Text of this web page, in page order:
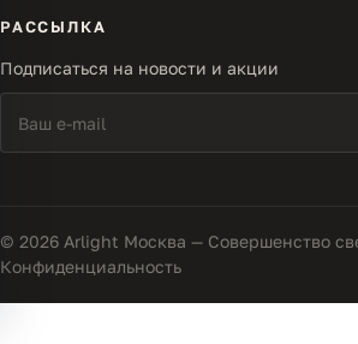
РАССЫЛКА
Подписаться на новости и акции
© 2026 Arlight Москва — Совершенство
Конфиденциальность